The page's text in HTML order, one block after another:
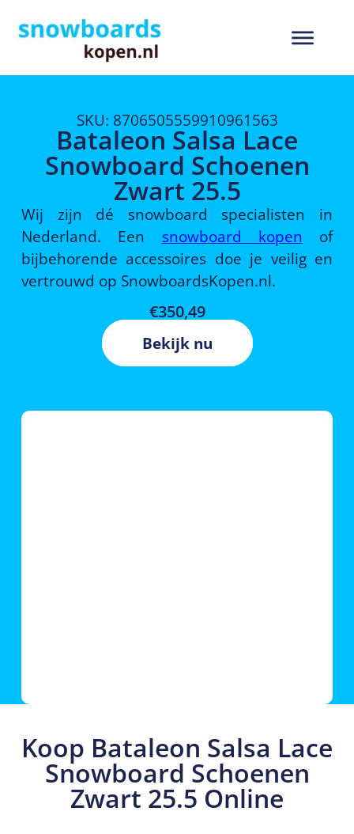
SKU: 8706505559910961563
Bataleon Salsa Lace
Snowboard Schoenen
Zwart 25.5
Wij zijn dé snowboard specialisten in
Nederland. Een snowboard kopen of
bijbehorende accessoires doe je veilig en
vertrouwd op SnowboardsKopen.nl.
€350,49
Bekijk nu
Koop Bataleon Salsa Lace
Snowboard Schoenen
Zwart 25.5 Online